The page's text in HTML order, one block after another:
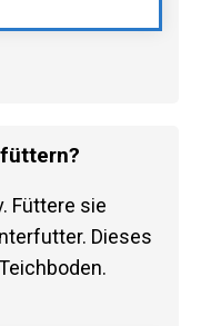
Füttere sie
Dieses